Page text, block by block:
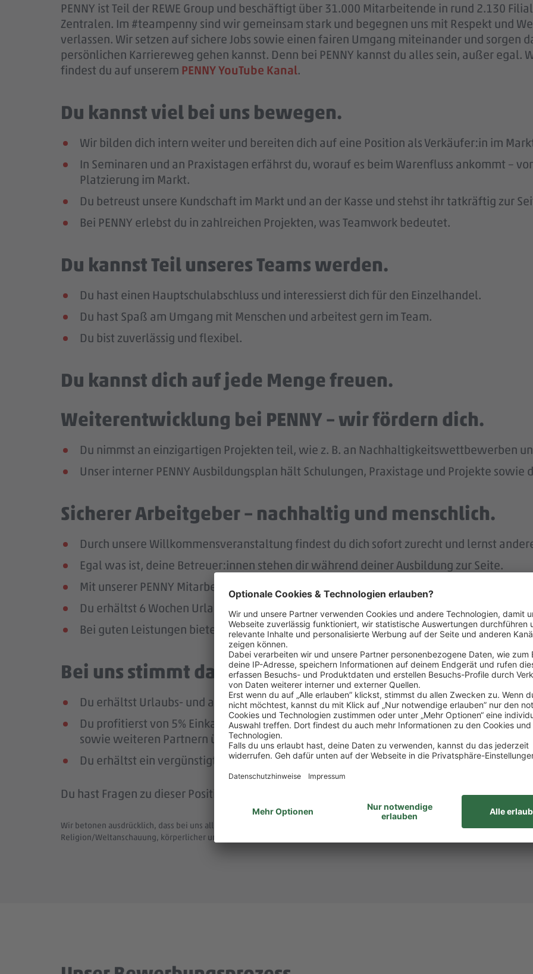
PENNY ist Teil der REWE Group und beschäftigt über 31.000 Mitarbeitende in rund 2.130
Zentralen. Im #teampenny sind wir gemeinsam stark und begegnen uns mit Respekt und
verlassen. Wir setzen auf sichere Jobs sowie einen fairen Umgang miteinander und sorgen
persönlichen Karriereweg gehen kannst. Denn bei PENNY kannst du alles sein, außer egal.
findest du auf unserem PENNY YouTube Kanal.
Du kannst viel bei uns bewegen.
Wir bilden dich intern weiter und bereiten dich auf eine Position als Verkäufer:in im
In Seminaren und an Praxistagen erfährst du, worauf es beim Warenfluss ankommt –
Platzierung im Markt.
Du betreust unsere Kundschaft im Markt und an der Kasse und stehst ihr tatkräftig zur
Bei PENNY erlebst du in zahlreichen Projekten, was Teamwork bedeutet.
Du kannst Teil unseres Teams werden.
Du hast einen Hauptschulabschluss und interessierst dich für den Einzelhandel.
Du hast Spaß am Umgang mit Menschen und arbeitest gern im Team.
Du bist zuverlässig und flexibel.
Du kannst dich auf jede Menge freuen.
Weiterentwicklung bei PENNY – wir fördern dich.
Du nimmst an einzigartigen Projekten teil, wie z. B. an Nachhaltigkeitswettbewerben
Unser interner PENNY Ausbildungsplan hält Schulungen, Praxistage und Projekte
Sicherer Arbeitgeber – nachhaltig und menschlich.
Durch unsere Willkommensveranstaltung findest du dich sofort zurecht und lernst
Egal was ist, deine Betreuer:innen stehen dir während deiner Ausbildung zur Seite.
Mit unserer PENNY Mitarbeitenden-App bist du immer gut informiert und intern vernetzt.
Du erhältst 6 Wochen Urlaub pro Jahr.
Bei guten Leistungen bieten wir dir nach deiner Ausbildung eine Übernahme in ein
Bei uns stimmt das Gehalt – und noch mehr.
Du erhältst Urlaubs- und ab dem zweiten Jahr auch noch Weihnachtsgeld.
Du profitierst von 5% Einkaufsrabatt bei PENNY und REWE, weiteren Rabatten beim
sowie weiteren Partnern über die Plattform Corporate Benefits.
Du erhältst ein vergünstigtes Deutschlandticket.
Du hast Fragen zu dieser Position (Job-ID: 933522)? Dann melde dich bei Steffi Mollnau
Wir betonen ausdrücklich, dass bei uns alle Menschen - unabhängig von Geschlecht/geschlechtlicher Identität, ethnischer
Religion/Weltanschauung, körperlicher und geistiger Fähigkeiten, Alter sowie sexueller Orientierung oder weiterer